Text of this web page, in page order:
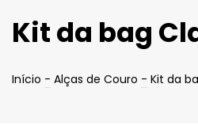
Kit da bag
Início - Alças de Couro - Kit da